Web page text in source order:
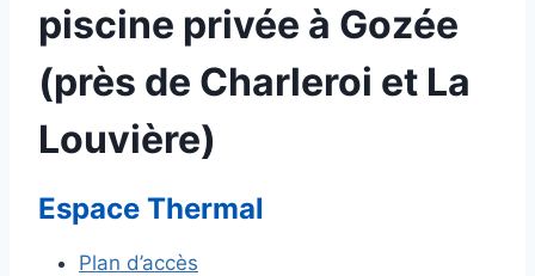
piscine privée à Gozée
(près de Charleroi et La
Louvière)
Espace Thermal
Plan d’accès